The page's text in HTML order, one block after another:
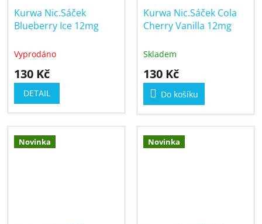
Kurwa Nic.Sáček
Blueberry Ice 12mg
Vyprodáno
130 Kč
DETAIL
Kurwa Nic.Sáček Cola
Cherry Vanilla 12mg
Skladem
130 Kč
Do košíku
Novinka Novinka